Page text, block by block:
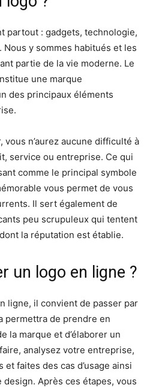
partout : gadgets, technologie,
y sommes habitués et les
partie de la vie moderne. Le
une marque
des principaux éléments
vous n’aurez aucune difficulté à
service ou entreprise. Ce qui
comme le principal symbole
vous permet de vous
Il sert également de
peu scrupuleux qui tentent
la réputation est établie.
un logo en ligne ?
ligne, il convient de passer par
permettra de prendre en
la marque et d’élaborer un
analysez votre entreprise,
faites des cas d’usage ainsi
Après ces étapes, vous